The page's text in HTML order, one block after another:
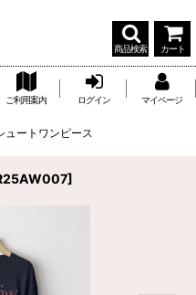
商品検索 カート
ご利用案内 ログイン マイページ
ュートワンピース
]